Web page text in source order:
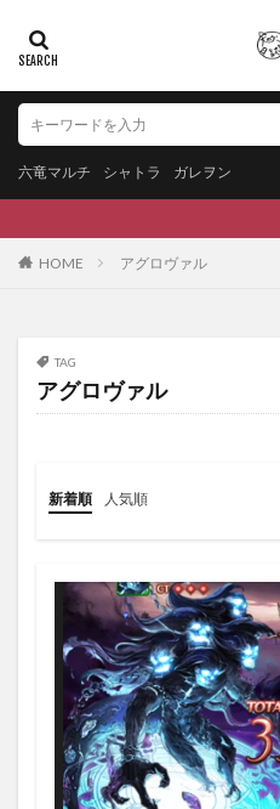
六竜マルチ シャトラ ガレヲン
HOME アグロヴァル
TAG
アグロヴァル
新着順 人気順